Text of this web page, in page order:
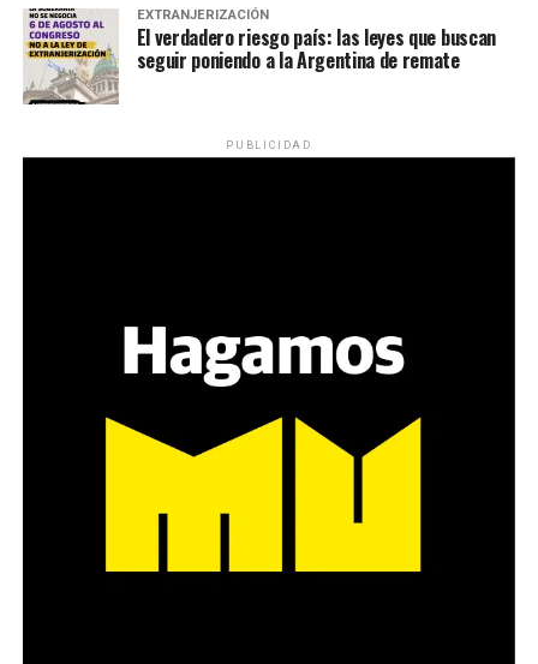
EXTRANJERIZACIÓN
El verdadero riesgo país: las leyes que buscan
seguir poniendo a la Argentina de remate
PUBLICIDAD